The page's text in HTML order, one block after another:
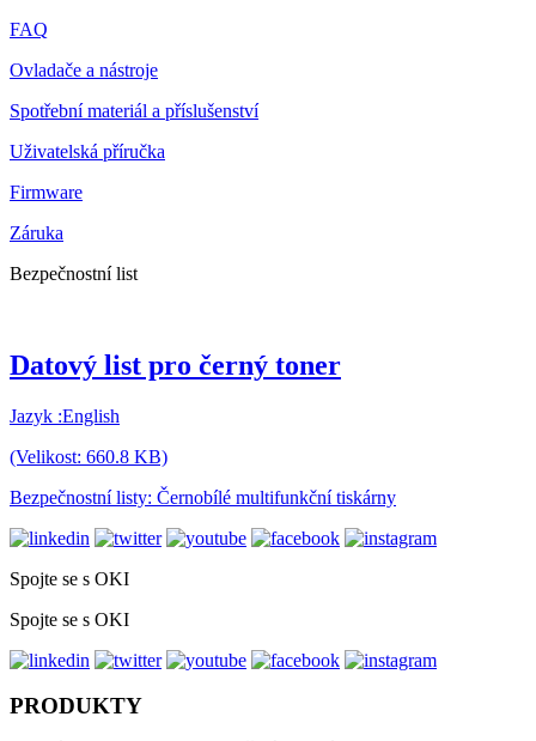
FAQ
Ovladače a nástroje
Spotřební materiál a příslušenství
Uživatelská příručka
Firmware
Záruka
Bezpečnostní list
Datový list pro černý toner
Jazyk :English
(Velikost: 660.8 KB)
Bezpečnostní listy: Černobílé multifunkční tiskárny
Spojte se s OKI
Spojte se s OKI
PRODUKTY